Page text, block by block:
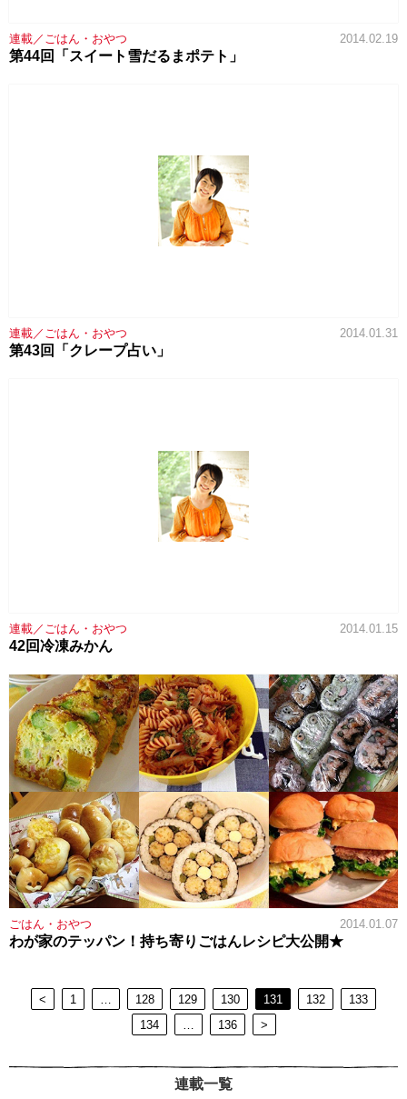
連載／ごはん・おやつ 2014.02.19
第44回「スイート雪だるまポテト」
連載／ごはん・おやつ 2014.01.31
第43回「クレープ占い」
連載／ごはん・おやつ 2014.01.15
42回冷凍みかん
ごはん・おやつ 2014.01.07
わが家のテッパン！持ち寄りごはんレシピ大公開★
< 1 128 129 130 131 132
133
134
136 >
連載一覧